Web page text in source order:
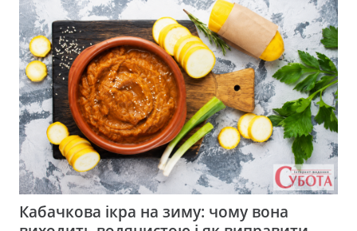
Кабачкова ікра на зиму: чому вона